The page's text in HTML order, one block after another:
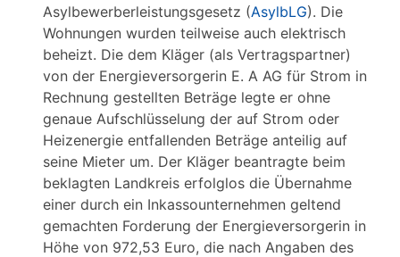
Asylbewerberleistungsgesetz (AsylbLG). Die
Wohnungen wurden teilweise auch elektrisch
beheizt. Die dem Kläger (als Vertragspartner)
von der Energieversorgerin E. A AG für Strom in
Rechnung gestellten Beträge legte er ohne
genaue Aufschlüsselung der auf Strom oder
Heizenergie entfallenden Beträge anteilig auf
seine Mieter um. Der Kläger beantragte beim
beklagten Landkreis erfolglos die Übernahme
einer durch ein Inkassounternehmen geltend
gemachten Forderung der Energieversorgerin in
Höhe von 972,53 Euro, die nach Angaben des